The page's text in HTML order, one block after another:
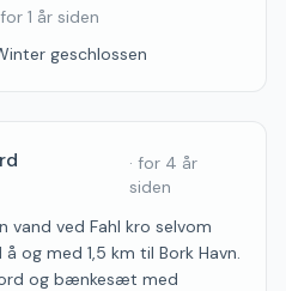
for 1 år siden
geschlossen
· for 4 år
siden
vand ved Fahl kro selvom
og med 1,5 km til Bork Havn.
og bænkesæt med